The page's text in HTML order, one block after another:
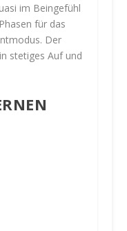
im Beingefühl
für das
Der
stetiges Auf und